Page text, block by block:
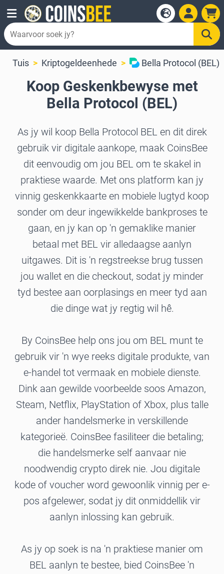
Tuis Kriptogeldeenhede Bella Protocol (BEL)
Koop Geskenkbewyse met
Bella Protocol (BEL)
As jy wil koop Bella Protocol BEL en dit direk
gebruik vir digitale aankope, maak CoinsBee
dit eenvoudig om jou BEL om te skakel in
praktiese waarde. Met ons platform kan jy
vinnig geskenkkaarte en mobiele lugtyd koop
sonder om deur ingewikkelde bankproses te
gaan, en jy kan op 'n gemaklike manier
betaal met BEL vir alledaagse aanlyn
uitgawes. Dit is 'n regstreekse brug tussen
jou wallet en die checkout, sodat jy minder
tyd bestee aan oorplasings en meer tyd aan
die dinge wat jy regtig wil hê.
By CoinsBee help ons jou om BEL munt te
gebruik vir 'n wye reeks digitale produkte, van
e-handel tot vermaak en mobiele dienste.
Dink aan gewilde voorbeelde soos Amazon,
Steam, Netflix, PlayStation of Xbox, plus talle
ander handelsmerke in verskillende
kategorieë. CoinsBee fasiliteer die betaling;
die handelsmerke self aanvaar nie
noodwendig crypto direk nie. Jou digitale
kode of voucher word gewoonlik vinnig per e-
pos afgelewer, sodat jy dit onmiddellik vir
aanlyn inlossing kan gebruik.
As jy op soek is na 'n praktiese manier om
BEL aanlyn te bestee, bied CoinsBee 'n